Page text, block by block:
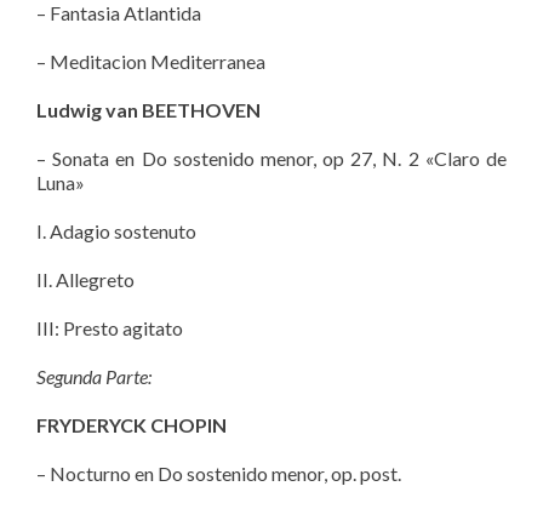
– Fantasia Atlantida
– Meditacion Mediterranea
Ludwig van BEETHOVEN
– Sonata en Do sostenido menor, op 27, N. 2 «Claro de
Luna»
I. Adagio sostenuto
II. Allegreto
III: Presto agitato
Segunda Parte:
FRYDERYCK CHOPIN
– Nocturno en Do sostenido menor, op. post.